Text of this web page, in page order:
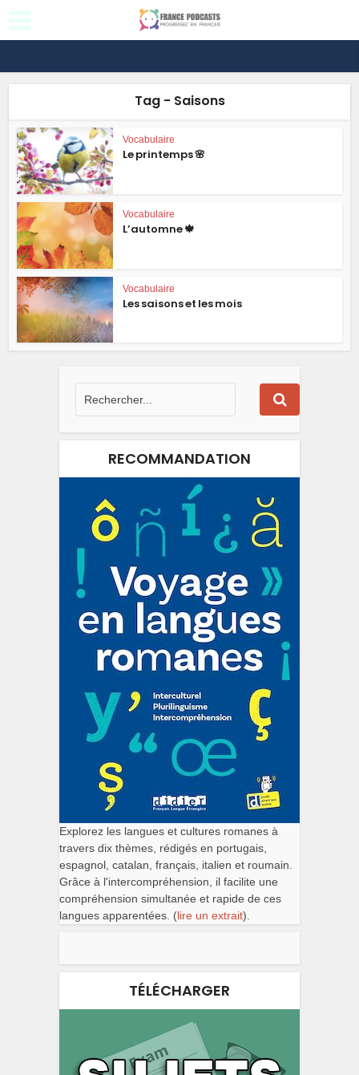
Tag - Saisons
Vocabulaire
Le printemps 🌸
Vocabulaire
L’automne 🍁
Vocabulaire
Les saisons et les mois
RECOMMANDATION
Explorez les langues et cultures romanes à
travers dix thèmes, rédigés en portugais,
espagnol, catalan, français, italien et roumain.
Grâce à l'intercompréhension, il facilite une
compréhension simultanée et rapide de ces
langues apparentées. (lire un extrait).
TÉLÉCHARGER